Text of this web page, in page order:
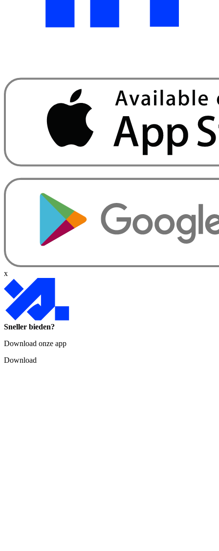
x
Sneller bieden?
Download onze app
Download